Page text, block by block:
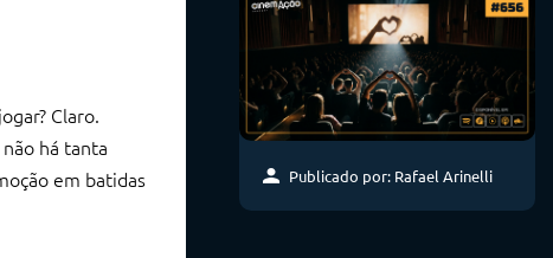
Claro.
há tanta
em batidas
Publicado por: Rafael Arinelli